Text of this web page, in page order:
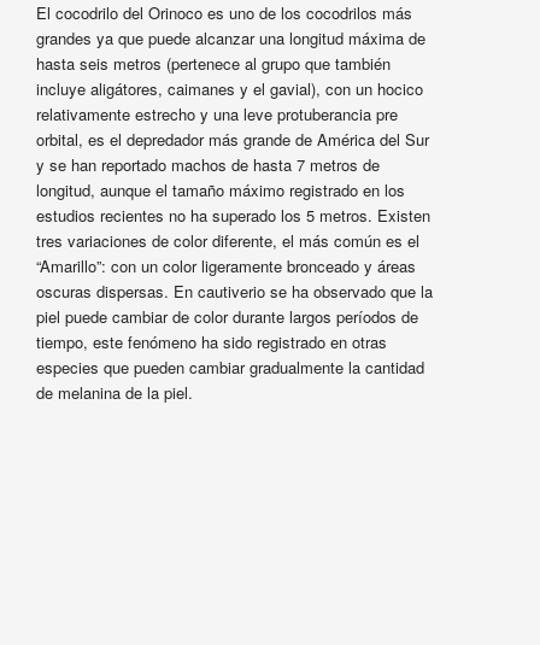
El cocodrilo del Orinoco es uno de los cocodrilos más
grandes ya que puede alcanzar una longitud máxima de
hasta seis metros (pertenece al grupo que también
incluye aligátores, caimanes y el gavial), con un hocico
relativamente estrecho y una leve protuberancia pre
orbital, es el depredador más grande de América del Sur
y se han reportado machos de hasta 7 metros de
longitud, aunque el tamaño máximo registrado en los
estudios recientes no ha superado los 5 metros. Existen
tres variaciones de color diferente, el más común es el
“Amarillo”: con un color ligeramente bronceado y áreas
oscuras dispersas. En cautiverio se ha observado que la
piel puede cambiar de color durante largos períodos de
tiempo, este fenómeno ha sido registrado en otras
especies que pueden cambiar gradualmente la cantidad
de melanina de la piel.